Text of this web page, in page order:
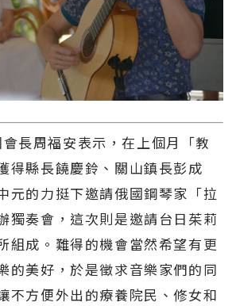
長周福安表示，在上個月「教
得縣長饒慶鈴、關山鎮長彭成
元的力挺下邀請俄國鋼琴家「拉
獨奏會，這次則是邀請台日茱莉
組成。難得的機會當然希望有更
的美好，於是徵求音樂家們的同
不方便外出的療養院民、修女和